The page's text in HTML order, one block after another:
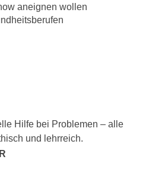
aneignen wollen
Hilfe bei Problemen – alle
und lehrreich.